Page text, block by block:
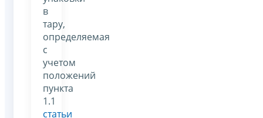
в
тару,
определяемая
с
учетом
положений
пункта
1.1
статьи